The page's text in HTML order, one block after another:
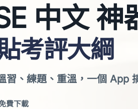
中文 神
考評大綱
習、練題、重溫，一個 App
費下載